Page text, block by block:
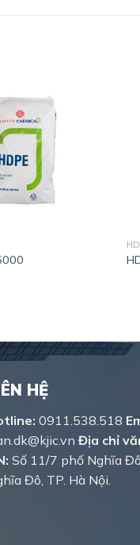
HỆ
0911.538.518
Địa chỉ
Số 11/7 phố Nghĩa
Đô, TP. Hà Nội.